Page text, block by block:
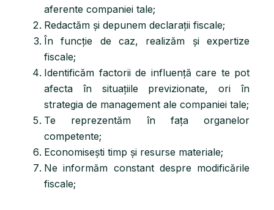
aferente companiei tale;
Redactăm și depunem declarații fiscale;
În funcție de caz, realizăm și expertize
fiscale;
Identificăm factorii de influență care te pot
afecta în situațiile previzionate, ori în
strategia de management ale companiei tale;
Te reprezentăm în fața organelor
competente;
Economisești timp și resurse materiale;
Ne informăm constant despre modificările
fiscale;